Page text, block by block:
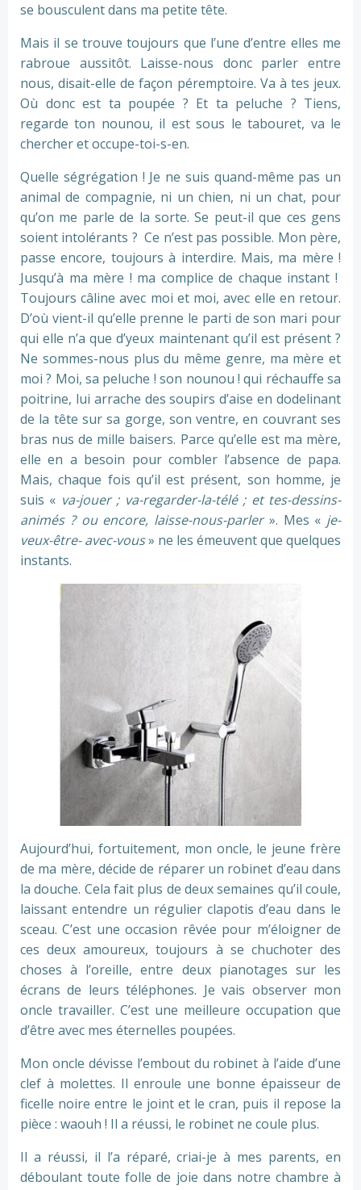
se bousculent dans ma petite tête.
Mais il se trouve toujours que l’une d’entre elles me
rabroue aussitôt. Laisse-nous donc parler entre
nous, disait-elle de façon péremptoire. Va à tes jeux.
Où donc est ta poupée ? Et ta peluche ? Tiens,
regarde ton nounou, il est sous le tabouret, va le
chercher et occupe-toi-s-en.
Quelle ségrégation ! Je ne suis quand-même pas un
animal de compagnie, ni un chien, ni un chat, pour
qu’on me parle de la sorte. Se peut-il que ces gens
soient intolérants ? Ce n’est pas possible. Mon père,
passe encore, toujours à interdire. Mais, ma mère !
Jusqu’à ma mère ! ma complice de chaque instant !
Toujours câline avec moi et moi, avec elle en retour.
D’où vient-il qu’elle prenne le parti de son mari pour
qui elle n’a que d’yeux maintenant qu’il est présent ?
Ne sommes-nous plus du même genre, ma mère et
moi ? Moi, sa peluche ! son nounou ! qui réchauffe sa
poitrine, lui arrache des soupirs d’aise en dodelinant
de la tête sur sa gorge, son ventre, en couvrant ses
bras nus de mille baisers. Parce qu’elle est ma mère,
elle en a besoin pour combler l’absence de papa.
Mais, chaque fois qu’il est présent, son homme, je
suis « va-jouer ; va-regarder-la-télé ; et tes-dessins-
animés ? ou encore, laisse-nous-parler». Mes « je-
veux-être- avec-vous» ne les émeuvent que quelques
instants.
Aujourd’hui, fortuitement, mon oncle, le jeune frère
de ma mère, décide de réparer un robinet d’eau dans
la douche. Cela fait plus de deux semaines qu’il coule,
laissant entendre un régulier clapotis d’eau dans le
sceau. C’est une occasion rêvée pour m’éloigner de
ces deux amoureux, toujours à se chuchoter des
choses à l’oreille, entre deux pianotages sur les
écrans de leurs téléphones. Je vais observer mon
oncle travailler. C’est une meilleure occupation que
d’être avec mes éternelles poupées.
Mon oncle dévisse l’embout du robinet à l’aide d’une
clef à molettes. Il enroule une bonne épaisseur de
ficelle noire entre le joint et le cran, puis il repose la
pièce : waouh ! Il a réussi, le robinet ne coule plus.
Il a réussi, il l’a réparé, criai-je à mes parents, en
déboulant toute folle de joie dans notre chambre à